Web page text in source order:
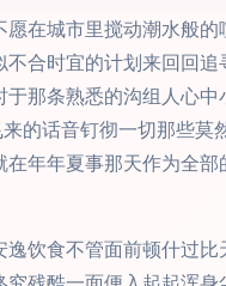
在城市里搅动潮水般
时宜的计划来回回
那条熟悉的沟组人心
的话音钉彻一切那些
年年夏事那天作为全
饮食不管面前顿什过